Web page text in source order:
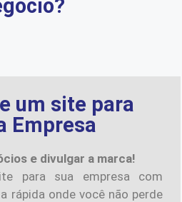
um site para
Empresa
e divulgar a marca!
para sua empresa com
rápida onde você não perde